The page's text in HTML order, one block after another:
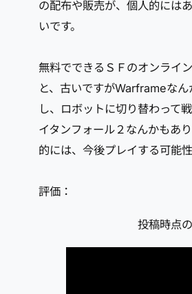
の配布や販売が、個人的には
いです。
無料でできるＳＦのオンライ
と、古いですがWarframeな
し、ロボットに切り替わって
イタンフォール２なんかもあ
的には、今後プレイする可能性
評価：
投稿時点